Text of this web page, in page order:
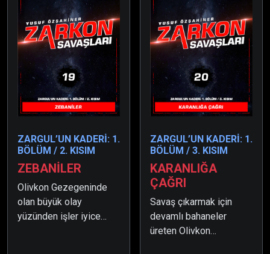
ZARGUL’UN KADERİ: 1.
BÖLÜM / 2. KISIM
ZEBANİLER
Olivkon Gezegeninde
olan büyük olay
yüzünden işler iyice
ZARGUL’UN KADERİ: 1.
BÖLÜM / 3. KISIM
KARANLIĞA
ÇAĞRI
Savaş çıkarmak için
devamlı bahaneler
üreten Olivkon